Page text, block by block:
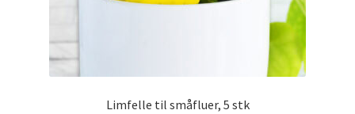
Limfelle til småfluer, 5 stk